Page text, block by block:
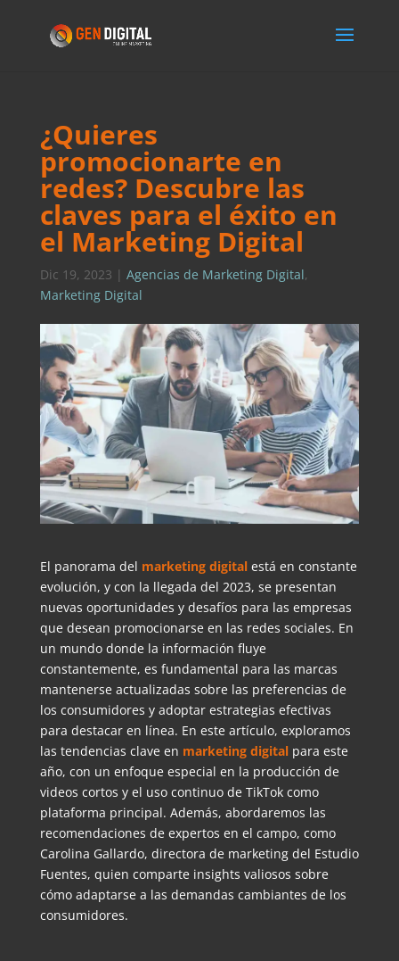
¿Quieres
promocionarte en
redes? Descubre las
claves para el éxito en
el Marketing Digital
Dic 19, 2023 | Agencias de Marketing Digital,
Marketing Digital
El panorama del marketing digitalestá en constante
evolución, y con la llegada del 2023, se presentan
nuevas oportunidades y desafíos para las empresas
que desean promocionarse en las redes sociales. En
un mundo donde la información fluye
constantemente, es fundamental para las marcas
mantenerse actualizadas sobre las preferencias de
los consumidores y adoptar estrategias efectivas
para destacar en línea. En este artículo, exploramos
las tendencias clave en marketing digitalpara este
año, con un enfoque especial en la producción de
videos cortos y el uso continuo de TikTok como
plataforma principal. Además, abordaremos las
recomendaciones de expertos en el campo, como
Carolina Gallardo, directora de marketing del Estudio
Fuentes, quien comparte insights valiosos sobre
cómo adaptarse a las demandas cambiantes de los
consumidores.